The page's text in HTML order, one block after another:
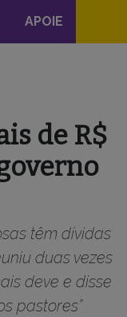
APOIE
de R$
têm dívidas
duas vezes
deve e disse
pastores”